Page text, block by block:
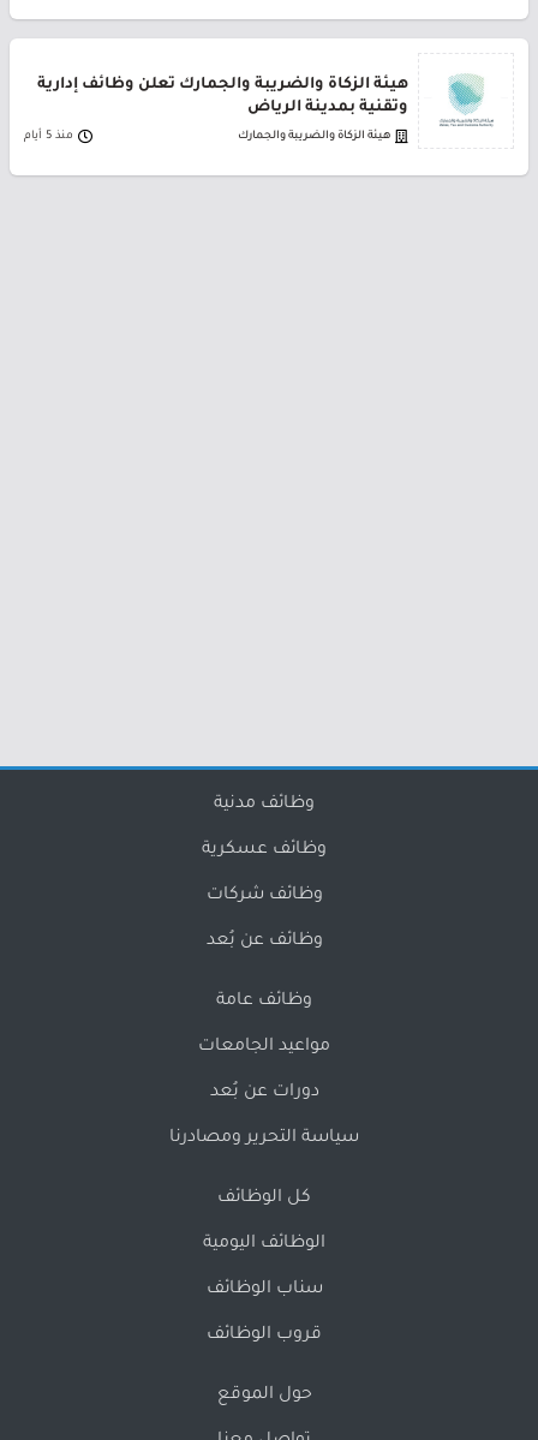
هيئة الزكاة والضريبة والجمارك تعلن وظائف إدارية
وتقنية بمدينة الرياض
هيئة الزكاة والضريبة والجمارك منذ 5 أيام
وظائف مدنية
وظائف عسكرية
وظائف شركات
وظائف عن بُعد
وظائف عامة
مواعيد الجامعات
دورات عن بُعد
سياسة التحرير ومصادرنا
كل الوظائف
الوظائف اليومية
سناب الوظائف
قروب الوظائف
حول الموقع